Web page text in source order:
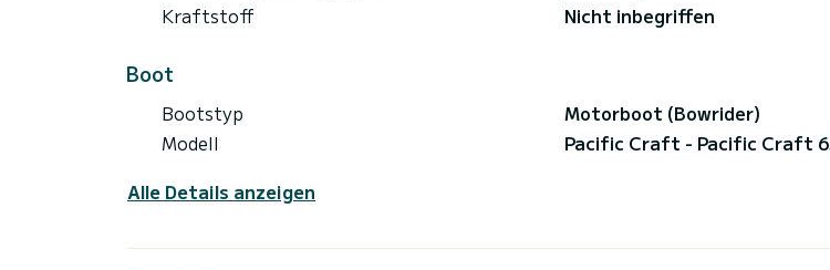
Kraftstoff
Nicht inbegriffen
Boot
Bootstyp
Motorboot (Bowrider)
Modell
Pacific Craft - Pacific Craft
Alle Details anzeigen